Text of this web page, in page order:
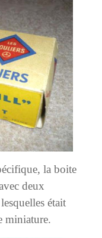
la boite
deux
était
miniature.